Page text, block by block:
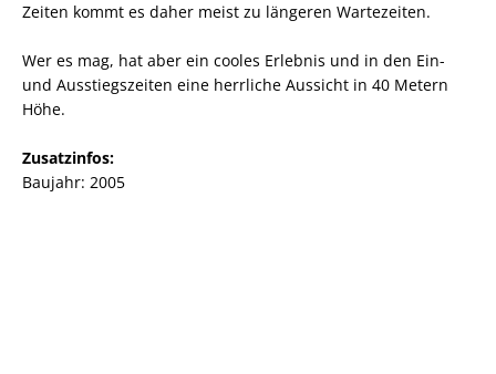
Zeiten kommt es daher meist zu längeren Wartezeiten.
Wer es mag, hat aber ein cooles Erlebnis und in den Ein-
und Ausstiegszeiten eine herrliche Aussicht in 40 Metern
Höhe.
Zusatzinfos:
Baujahr: 2005